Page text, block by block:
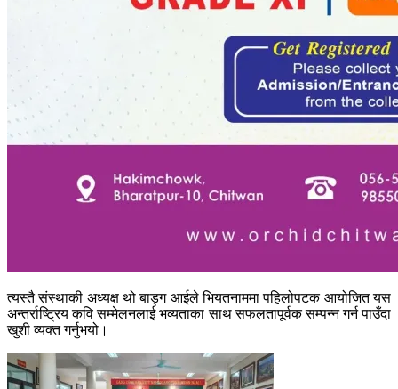
त्यस्तै संस्थाकी अध्यक्ष थो बाड्ग आईले भियतनाममा पहिलोपटक आयोजित यस
अन्तर्राष्ट्रिय कवि सम्मेलनलाई भव्यताका साथ सफलतापूर्वक सम्पन्न गर्न पाउँदा
खुशी व्यक्त गर्नुभयो।